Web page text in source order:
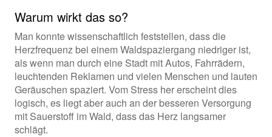
Warum wirkt das so?
Man konnte wissenschaftlich feststellen, dass die
Herzfrequenz bei einem Waldspaziergang niedriger ist,
als wenn man durch eine Stadt mit Autos, Fahrrädern,
leuchtenden Reklamen und vielen Menschen und lauten
Geräuschen spaziert. Vom Stress her erscheint dies
logisch, es liegt aber auch an der besseren Versorgung
mit Sauerstoff im Wald, dass das Herz langsamer
schlägt.